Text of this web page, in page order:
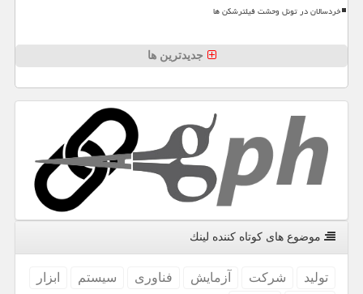
خردسالان در تونل وحشت فیلترشکن ها
جدیدترین ها
موضوع های كوتاه كننده لینك
تولید شركت آزمایش فناوری سیستم
ابزار